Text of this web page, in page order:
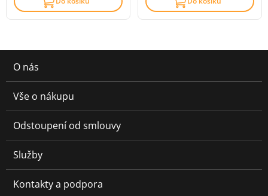
O nás
Vše o nákupu
Odstoupení od smlouvy
Služby
Kontakty a podpora